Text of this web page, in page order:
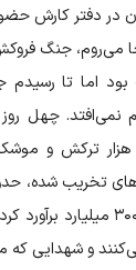
در دفتر کارش
می‌روم، جنگ
بود اما تا
نمی‌افتد.
ترکش و موشک
است در حالی که ما ۳۰۰
و شهدایی